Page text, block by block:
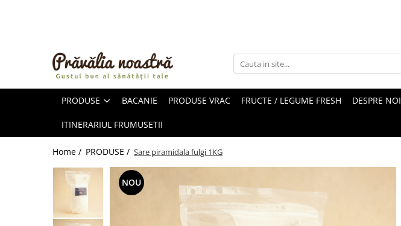
ULEIURI ȘI UNTURI
FRUCTE DESHIDRATATE
ÎNDULCITORI NATURALI / MIERE
FRUCTE LA CONSERVĂ
OȚETURI ȘI SOSURI
PRODUSE BACANIE PRODUSE VRAC FRUCTE / LEGUME FRESH DESPRE NOI
ITINERARIUL FRUMUSETII
Home / PRODUSE / Sare piramidala fulgi 1KG
NOU